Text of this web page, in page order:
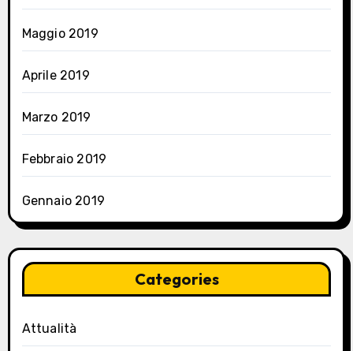
Maggio 2019
Aprile 2019
Marzo 2019
Febbraio 2019
Gennaio 2019
Categories
Attualità